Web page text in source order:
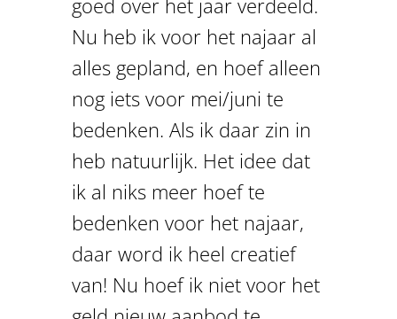
Nu heb ik voor het najaar al
alles gepland, en hoef alleen
nog iets voor mei/juni te
bedenken. Als ik daar zin in
heb natuurlijk. Het idee dat
ik al niks meer hoef te
bedenken voor het najaar,
daar word ik heel creatief
van! Nu hoef ik niet voor het